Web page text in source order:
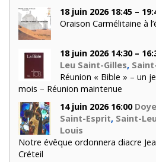
18 juin 2026 18:45 –
Oraison Carmélitaine à
18 juin 2026 14:30 –
Leu Saint-Gilles,
Réunion « Bible » – un
mois – Réunion maintenue
14 juin 2026 16:00
Saint-Esprit, Saint-
Louis
Notre évêque ordonnera diacre
Créteil